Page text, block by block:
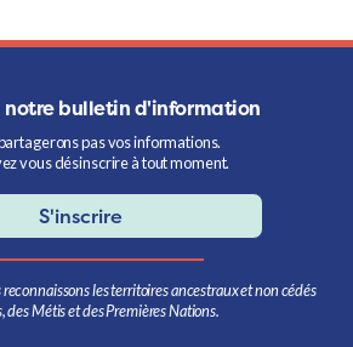
notre bulletin d'information
pas vos informations.
vous désinscrire à tout moment.
S'inscrire
reconnaissons les territoires ancestraux et non cédés
des Métis et des Premières Nations.